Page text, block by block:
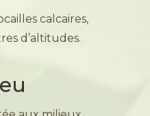
calcaires,
d’altitudes.